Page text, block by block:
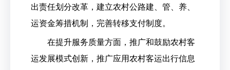
出责任划分改革，建立农村公路建、管、养、
运资金筹措机制，完善转移支付制度。
在提升服务质量方面，推广和鼓励农村客
运发展模式创新，推广应用农村客运出行信息